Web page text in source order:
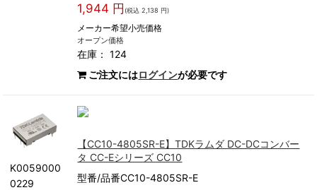
1,944 円 (税込 2,138 円)
メーカー希望小売価格
オープン価格
在庫： 124
ご注文にはログインが必要です
K0059000
0229
【CC10-4805SR-E】TDKラムダ DC-DCコンバー
タ CC-Eシリーズ CC10
型番/品番CC10-4805SR-E